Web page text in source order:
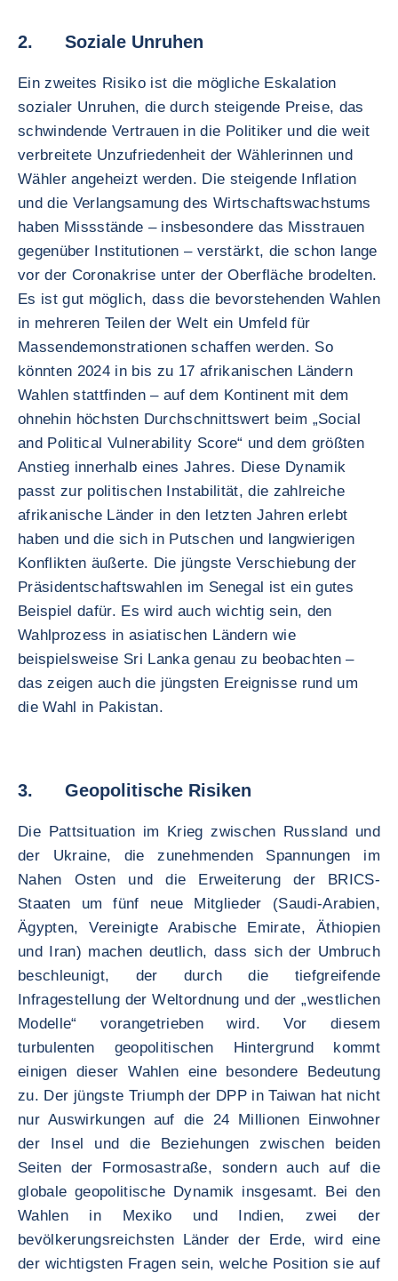
2. Soziale Unruhen
Ein zweites Risiko ist die mögliche Eskalation
sozialer Unruhen, die durch steigende Preise, das
schwindende Vertrauen in die Politiker und die weit
verbreitete Unzufriedenheit der Wählerinnen und
Wähler angeheizt werden. Die steigende Inflation
und die Verlangsamung des Wirtschaftswachstums
haben Missstände – insbesondere das Misstrauen
gegenüber Institutionen – verstärkt, die schon lange
vor der Coronakrise unter der Oberfläche brodelten.
Es ist gut möglich, dass die bevorstehenden Wahlen
in mehreren Teilen der Welt ein Umfeld für
Massendemonstrationen schaffen werden. So
könnten 2024 in bis zu 17 afrikanischen Ländern
Wahlen stattfinden – auf dem Kontinent mit dem
ohnehin höchsten Durchschnittswert beim „Social
and Political Vulnerability Score“ und dem größten
Anstieg innerhalb eines Jahres. Diese Dynamik
passt zur politischen Instabilität, die zahlreiche
afrikanische Länder in den letzten Jahren erlebt
haben und die sich in Putschen und langwierigen
Konflikten äußerte. Die jüngste Verschiebung der
Präsidentschaftswahlen im Senegal ist ein gutes
Beispiel dafür. Es wird auch wichtig sein, den
Wahlprozess in asiatischen Ländern wie
beispielsweise Sri Lanka genau zu beobachten –
das zeigen auch die jüngsten Ereignisse rund um
die Wahl in Pakistan.
3. Geopolitische Risiken
Die Pattsituation im Krieg zwischen Russland und
der Ukraine, die zunehmenden Spannungen im
Nahen Osten und die Erweiterung der BRICS-
Staaten um fünf neue Mitglieder (Saudi-Arabien,
Ägypten, Vereinigte Arabische Emirate, Äthiopien
und Iran) machen deutlich, dass sich der Umbruch
beschleunigt, der durch die tiefgreifende
Infragestellung der Weltordnung und der „westlichen
Modelle“ vorangetrieben wird. Vor diesem
turbulenten geopolitischen Hintergrund kommt
einigen dieser Wahlen eine besondere Bedeutung
zu. Der jüngste Triumph der DPP in Taiwan hat nicht
nur Auswirkungen auf die 24 Millionen Einwohner
der Insel und die Beziehungen zwischen beiden
Seiten der Formosastraße, sondern auch auf die
globale geopolitische Dynamik insgesamt. Bei den
Wahlen in Mexiko und Indien, zwei der
bevölkerungsreichsten Länder der Erde, wird eine
der wichtigsten Fragen sein, welche Position sie auf